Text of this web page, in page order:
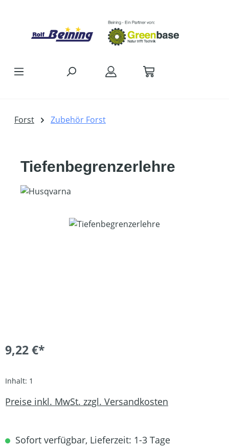
Forst Zubehör Forst
Tiefenbegrenzerlehre
Bildergalerie überspringen
9,22 €*
Inhalt: 1
Preise inkl. MwSt. zzgl. Versandkosten
Sofort verfügbar, Lieferzeit: 1-3 Tage